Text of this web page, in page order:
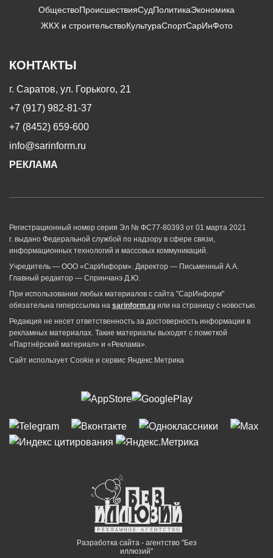
ОбществоПроисшествияСудПолитикаЭкономика
ЖКХ и строительствоКультураСпортСарИнФото
КОНТАКТЫ
г. Саратов, ул. Горького, 21
+7 (917) 982-81-37
+7 (8452) 659-600
info@sarinform.ru
РЕКЛАМА
Регистрационный номер серия Эл № ФС77-80393 от 01 марта 2021
г. выдано Федеральной службой по надзору в сфере связи,
информационных технологий и массовых коммуникаций.
Учредитель — ООО «СарИнформ». Директор — Письменный А.А.
Главный редактор — Спринчанэ Д.Ю.
При использовании любых материалов с сайта "СарИнформ"
обязательна гиперссылка на sarinform.ru или на страницу с новостью.
Редакция не несет ответственность за достоверность информации в
рекламных материалах. Такие материалы выходят с пометкой
«Партнёрский материал» и «Реклама».
Сайт использует Cookie и сервиc Яндекс.Метрика
Разработка сайта - агентство "Без
иллюзий"